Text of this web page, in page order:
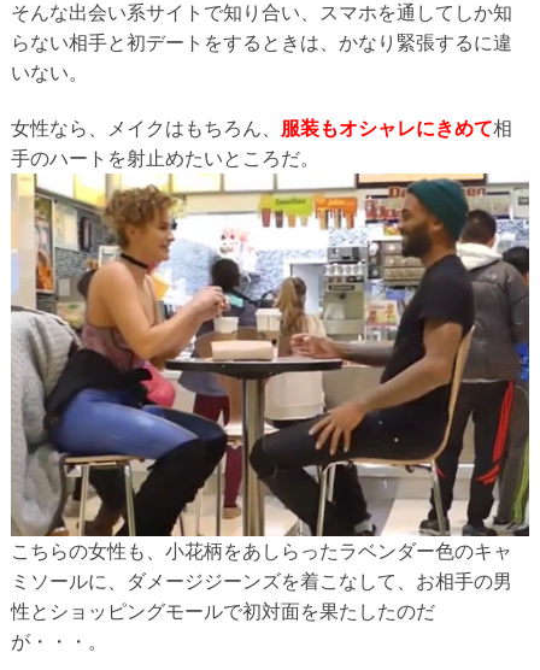
そんな出会い系サイトで知り合い、スマホを通してしか知
らない相手と初デートをするときは、かなり緊張するに違
いない。
女性なら、メイクはもちろん、 服装もオシャレにきめて相
手のハートを射止めたいところだ。
こちらの女性も、小花柄をあしらったラベンダー色のキャ
ミソールに、ダメージジーンズを着こなして、お相手の男
性とショッピングモールで初対面を果たしたのだ
が・・・。